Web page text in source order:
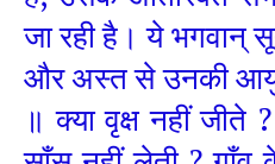
जा रही है। ये भगवान्
और अस्त से उनकी आयु
॥ क्या वृक्ष नहीं जीते